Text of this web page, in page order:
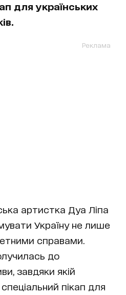
для українських
Реклама
артистка Дуа Ліпа
Україну не лише
справами.
до
завдяки якій
пікап для